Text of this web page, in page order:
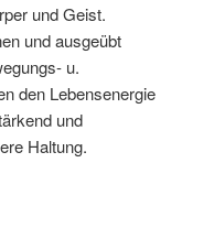
und Geist.
und ausgeübt
u.
den Lebensenergie
und
Haltung.